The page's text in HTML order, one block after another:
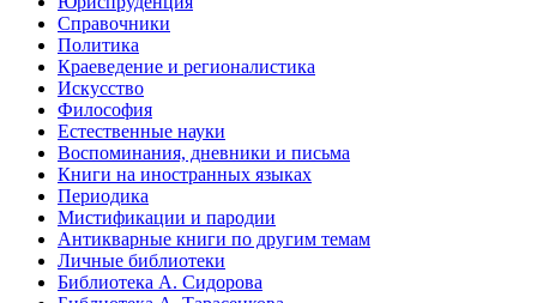
Справочники
Политика
Краеведение и регионалистика
Искусство
Философия
Естественные науки
Воспоминания, дневники и письма
Книги на иностранных языках
Периодика
Мистификации и пародии
Антикварные книги по другим темам
Личные библиотеки
Библиотека А. Сидорова